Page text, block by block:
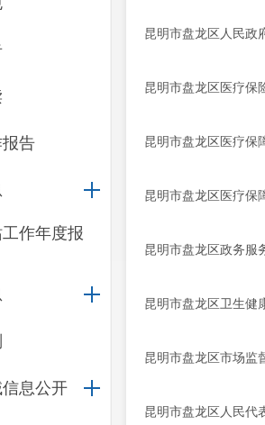
告
作年度报
息公开
昆明市盘龙区人民政
昆明市盘龙区医疗保
昆明市盘龙区医疗保
昆明市盘龙区医疗保
昆明市盘龙区政务服
昆明市盘龙区卫生健
昆明市盘龙区市场监
昆明市盘龙区人民代